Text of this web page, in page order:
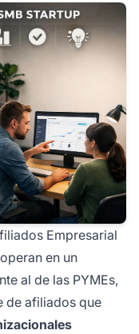
Empresarial
en un
al de las PYMEs,
de afiliados que